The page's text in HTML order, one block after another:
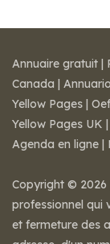
Annuaire gratuit |
Canada |
Yellow Pages |
Yellow Pages UK |
Agenda en ligne |
Copyright © 2026
professionnel qui
et fermeture des